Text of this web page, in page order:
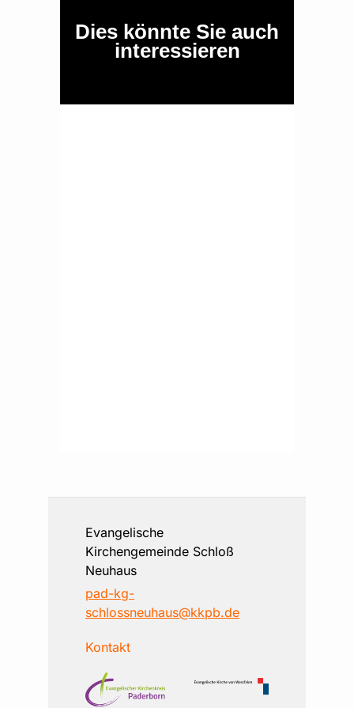
Dies könnte Sie auch
interessieren
Evangelische
Kirchengemeinde Schloß
Neuhaus
pad-kg-
schlossneuhaus@kkpb.de
Kontakt